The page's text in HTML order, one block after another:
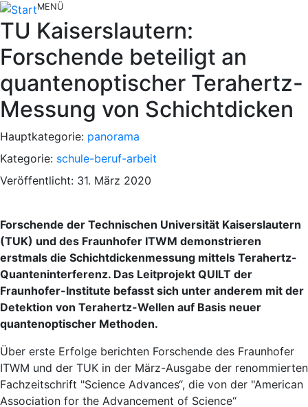
MENÜ
TU Kaiserslautern:
Forschende beteiligt an
quantenoptischer Terahertz-
Messung von Schichtdicken
Hauptkategorie: panorama
Kategorie: schule-beruf-arbeit
Veröffentlicht: 31. März 2020
Forschende der Technischen Universität Kaiserslautern
(TUK) und des Fraunhofer ITWM demonstrieren
erstmals die Schichtdickenmessung mittels Terahertz-
Quanteninterferenz. Das Leitprojekt QUILT der
Fraunhofer-Institute befasst sich unter anderem mit der
Detektion von Terahertz-Wellen auf Basis neuer
quantenoptischer Methoden.
Über erste Erfolge berichten Forschende des Fraunhofer
ITWM und der TUK in der März-Ausgabe der renommierten
Fachzeitschrift "Science Advances“, die von der "American
Association for the Advancement of Science“